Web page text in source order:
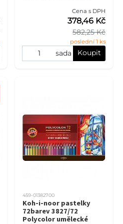
Cena s DPH
582,25 Kč
378,46 Kč
poslední 1 ks
sada Koupit
459-01382700
Koh-i-noor pastelky
72barev 3827/72
Polycolor umělecké